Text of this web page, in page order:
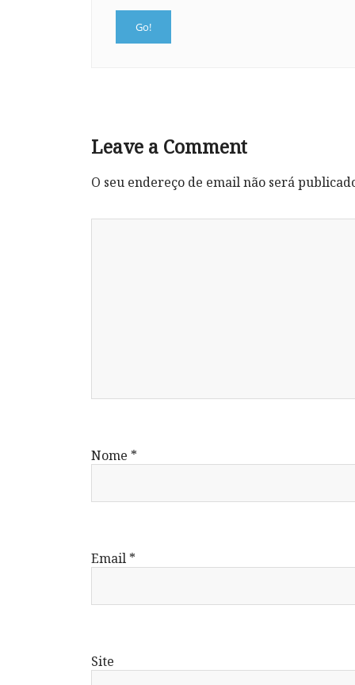
Leave a Comment
O seu endereço de email não será
Nome *
Email *
Site